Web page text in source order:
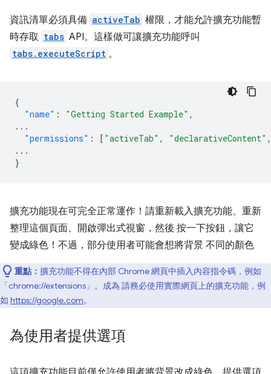
資訊清單必須具備 activeTab 權限，才能允許擴充功能暫
時存取 tabs API。這樣做可讓擴充功能呼叫
tabs.executeScript 。
{
"name" : "Getting Started Example" ,
...
"permissions" : [ "activeTab" , "declarativeContent" ,
...
}
擴充功能現在可完全正常運作！請重新載入擴充功能、重新
整理這個頁面、開啟彈出式視窗，然後 按一下按鈕，讓它
變成綠色！不過，部分使用者可能會想將背景 不同的顏色
重點： 擴充功能不得在內部 Chrome 網頁中插入內容指令碼，例如
「chrome://extensions」。成為 請務必使用實際網頁上的擴充功能，例
如 https://google.com。
為使用者提供選項